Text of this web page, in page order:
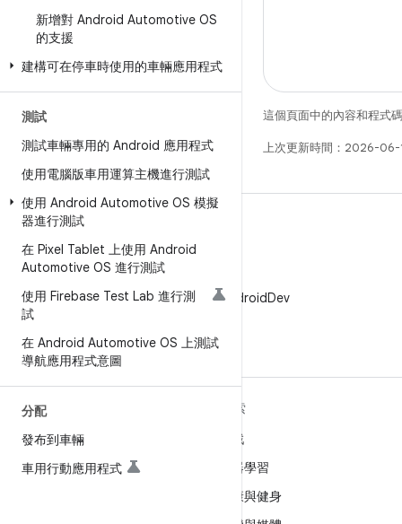
新增對 Android Automotive OS
的支援
建構可在停車時使用的車輛應用程式
測試
測試車輛專用的 Android 應用程式
使用電腦版車用運算主機進行測試
使用 Android Automotive OS 模擬
器進行測試
在 Pixel Tablet 上使用 Android
Automotive OS 進行測試
使用 Firebase Test Lab 進行測
試
在 Android Automotive OS 上測試
導航應用程式意圖
分配
發布到車輛
車用行動應用程式
這個頁面中的內容和程式
上次更新時間：2026-06-
在 X 中追蹤 @AndroidDev
深入瞭解 ANDROID
Android
企業專用 Android
探索
遊戲
機器學習
健康與健身